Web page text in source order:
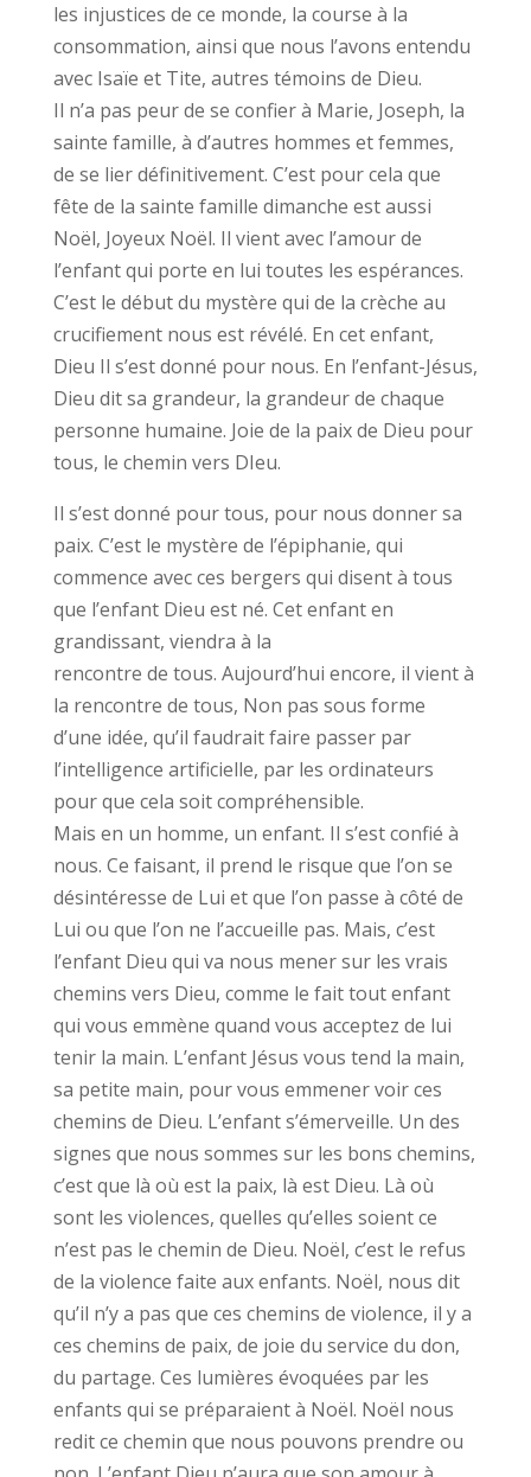
les injustices de ce monde, la course à la
consommation, ainsi que nous l’avons entendu
avec Isaïe et Tite, autres témoins de Dieu.
Il n’a pas peur de se confier à Marie, Joseph, la
sainte famille, à d’autres hommes et femmes,
de se lier définitivement. C’est pour cela que
fête de la sainte famille dimanche est aussi
Noël, Joyeux Noël. Il vient avec l’amour de
l’enfant qui porte en lui toutes les espérances.
C’est le début du mystère qui de la crèche au
crucifiement nous est révélé. En cet enfant,
Dieu Il s’est donné pour nous. En l’enfant-Jésus,
Dieu dit sa grandeur, la grandeur de chaque
personne humaine. Joie de la paix de Dieu pour
tous, le chemin vers DIeu.
Il s’est donné pour tous, pour nous donner sa
paix. C’est le mystère de l’épiphanie, qui
commence avec ces bergers qui disent à tous
que l’enfant Dieu est né. Cet enfant en
grandissant, viendra à la
rencontre de tous. Aujourd’hui encore, il vient à
la rencontre de tous, Non pas sous forme
d’une idée, qu’il faudrait faire passer par
l’intelligence artificielle, par les ordinateurs
pour que cela soit compréhensible.
Mais en un homme, un enfant. Il s’est confié à
nous. Ce faisant, il prend le risque que l’on se
désintéresse de Lui et que l’on passe à côté de
Lui ou que l’on ne l’accueille pas. Mais, c’est
l’enfant Dieu qui va nous mener sur les vrais
chemins vers Dieu, comme le fait tout enfant
qui vous emmène quand vous acceptez de lui
tenir la main. L’enfant Jésus vous tend la main,
sa petite main, pour vous emmener voir ces
chemins de Dieu. L’enfant s’émerveille. Un des
signes que nous sommes sur les bons chemins,
c’est que là où est la paix, là est Dieu. Là où
sont les violences, quelles qu’elles soient ce
n’est pas le chemin de Dieu. Noël, c’est le refus
de la violence faite aux enfants. Noël, nous dit
qu’il n’y a pas que ces chemins de violence, il y a
ces chemins de paix, de joie du service du don,
du partage. Ces lumières évoquées par les
enfants qui se préparaient à Noël. Noël nous
redit ce chemin que nous pouvons prendre ou